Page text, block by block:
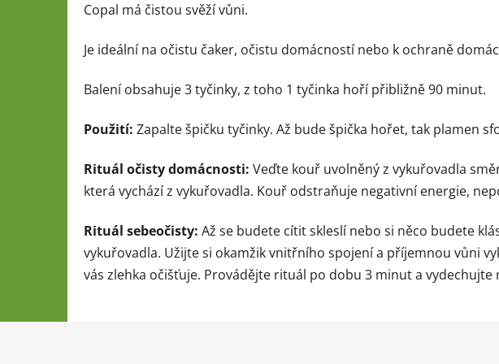
Copal má čistou svěží vůni.
Je ideální na očistu čaker, očistu domácností nebo k ochraně
Balení obsahuje 3 tyčinky, z toho 1 tyčinka hoří přibližně 90 minut.
Použití: Zapalte špičku tyčinky. Až bude špička hořet, tak plamen
Rituál očisty domácnosti: Veďte kouř uvolněný z vykuřovadla
která vychází z vykuřovadla. Kouř odstraňuje negativní energie,
Rituál sebeočisty: Až se budete cítit skleslí nebo si něco budete
vykuřovadla. Užijte si okamžik vnitřního spojení a příjemnou vůni
vás zlehka očišťuje. Provádějte rituál po dobu 3 minut a vydechujte